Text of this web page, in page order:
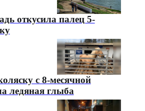
откусила палец 5-
с 8-месячной
ледяная глыба